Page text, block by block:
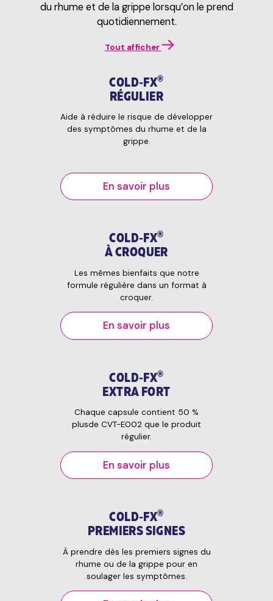
du rhume et de la grippe lorsqu’on le prend
quotidiennement.
Tout afficher
COLD‑FX®
RÉGULIER
Aide à réduire le risque de développer
des symptômes du rhume et de la
grippe.
En savoir plus
COLD‑FX®
À CROQUER
Les mêmes bienfaits que notre
formule régulière dans un format à
croquer.
En savoir plus
COLD‑FX®
EXTRA FORT
Chaque capsule contient 50 %
plusde CVT-E002 que le produit
régulier.
En savoir plus
COLD‑FX®
PREMIERS SIGNES
À prendre dès les premiers signes du
rhume ou de la grippe pour en
soulager les symptômes.